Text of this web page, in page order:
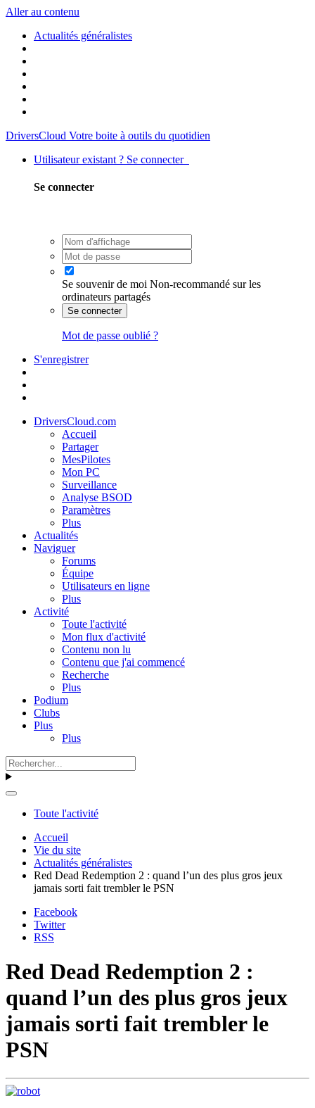
Aller au contenu
Actualités généralistes
DriversCloud Votre boite à outils du quotidien
Utilisateur existant ? Se connecter
Se connecter
Se souvenir de moi Non-recommandé sur les
ordinateurs partagés
Se connecter
Mot de passe oublié ?
S'enregistrer
DriversCloud.com
Accueil
Partager
MesPilotes
Mon PC
Surveillance
Analyse BSOD
Paramètres
Plus
Actualités
Naviguer
Forums
Équipe
Utilisateurs en ligne
Plus
Activité
Toute l'activité
Mon flux d'activité
Contenu non lu
Contenu que j'ai commencé
Recherche
Plus
Podium
Clubs
Plus
Plus
Toute l'activité
Accueil
Vie du site
Actualités généralistes
Red Dead Redemption 2 : quand l’un des plus gros jeux
jamais sorti fait trembler le PSN
Facebook
Twitter
RSS
Red Dead Redemption 2 :
quand l’un des plus gros jeux
jamais sorti fait trembler le
PSN